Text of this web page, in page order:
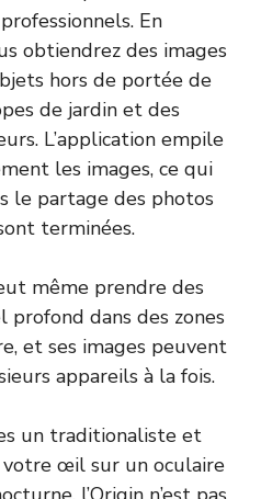
En
obtiendrez des images
hors de portée de
de jardin et des
L’application empile
les images, ce qui
le partage des photos
terminées.
même prendre des
profond dans des zones
et ses images peuvent
appareils à la fois.
un traditionaliste et
votre œil sur un oculaire